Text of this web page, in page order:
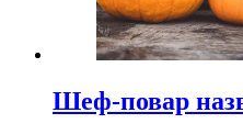
Шеф-повар